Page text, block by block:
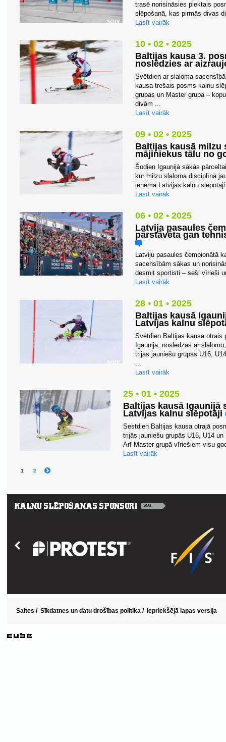
trasē norisināsies piektais
slēpošanā, kas pirmās divas
Lasīt vairāk
10 • 02 • 2025
Baltijas kausa 3.
noslēdzies ar
Svētdien ar slaloma
kausa trešais posms kalnu
grupas un Master grupa –
divām ...
Lasīt vairāk
09 • 02 • 2025
Baltijas kausā milzu
mājiniekus tālu no
Šodien Igaunijā sākās
kur milzu slaloma disciplīnā
ieņēma Latvijas kalnu
Lasīt vairāk
06 • 02 • 2025
Latvija pasaules
pārstāvēta gan
Latviju pasaules čempionātā
sacensībām sākas un
desmit sportisti – seši vīrieši
Lasīt vairāk
28 • 01 • 2025
Baltijas kausā
Latvijas kalnu
Svētdien Baltijas kausa otrais
Igaunijā, noslēdzās ar
trijās jauniešu grupās U16,
...
Lasīt vairāk
25 • 01 • 2025
Baltijas kausā Igaunijā
Latvijas kalnu slēpotāji
Sestdien Baltijas kausa otrajā
trijās jauniešu grupās U16, U14
Arī Master grupā vīriešiem visu
Lasīt vairāk
1 2
Saites / Sīkdatnes un datu drošības politika / Iepriekšējā lapas versija